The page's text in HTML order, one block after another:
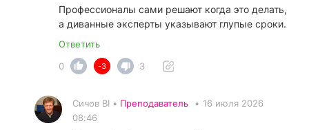
Профессионалы сами решают когда это делать,
а диванные эксперты указывают глупые сроки.
Ответить
0
-3 3
Сичов ВІ • Преподаватель • 16 июля 2026
08:46